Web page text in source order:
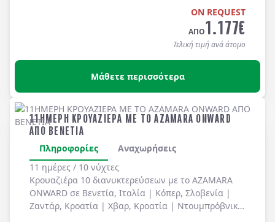
, Ελλάδα.
Διαμονή στην κατηγορία καμπίνας της επιλογής
σας με πλήρη διατροφή καθημερινά στο
ON REQUEST
ΑΠΟ1.177€
Τελική τιμή ανά άτομο
Μάθετε περισσότερα
11ΗΜΕΡΗ ΚΡΟΥΑΖΙΕΡΑ ΜΕ ΤΟ AZAMARA ONWARD
ΑΠΟ ΒΕΝΕΤΙΑ
Πληροφορίες
Αναχωρήσεις
11 ημέρες / 10 νύχτες
Κρουαζιέρα 10 διανυκτερεύσεων με το AZAMARA
ONWARD σε Βενετία, Ιταλία | Κόπερ, Σλοβενία |
Ζαντάρ, Κροατία | Χβαρ, Κροατία | Ντουμπρόβνικ,